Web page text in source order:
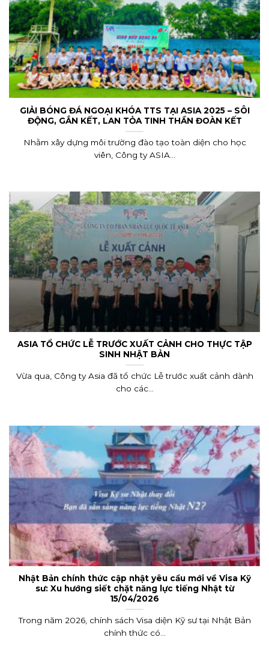
GIẢI BÓNG ĐÁ NGOẠI KHÓA TTS TẠI ASIA 2025 – SÔI
ĐỘNG, GẮN KẾT, LAN TỎA TINH THẦN ĐOÀN KẾT
Nhằm xây dựng môi trường đào tạo toàn diện cho học
viên, Công ty ASIA...
ASIA TỔ CHỨC LỄ TRƯỚC XUẤT CẢNH CHO THỰC TẬP
SINH NHẬT BẢN
Vừa qua, Công ty Asia đã tổ chức Lễ trước xuất cảnh dành
cho các...
Nhật Bản chính thức cập nhật yêu cầu mới về Visa Kỹ
sư: Xu hướng siết chặt năng lực tiếng Nhật từ
15/04/2026
Trong năm 2026, chính sách Visa diện Kỹ sư tại Nhật Bản
chính thức có...